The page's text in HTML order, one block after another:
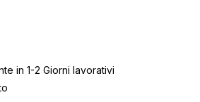
in 1-2 Giorni lavorativi